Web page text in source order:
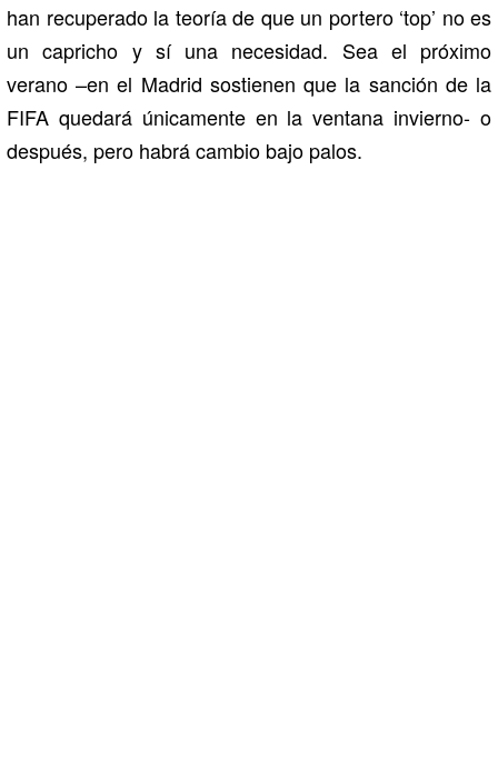
han recuperado la teoría de que un portero ‘top’ no es
un capricho y sí una necesidad. Sea el próximo
verano –en el Madrid sostienen que la sanción de la
FIFA quedará únicamente en la ventana invierno- o
después, pero habrá cambio bajo palos.